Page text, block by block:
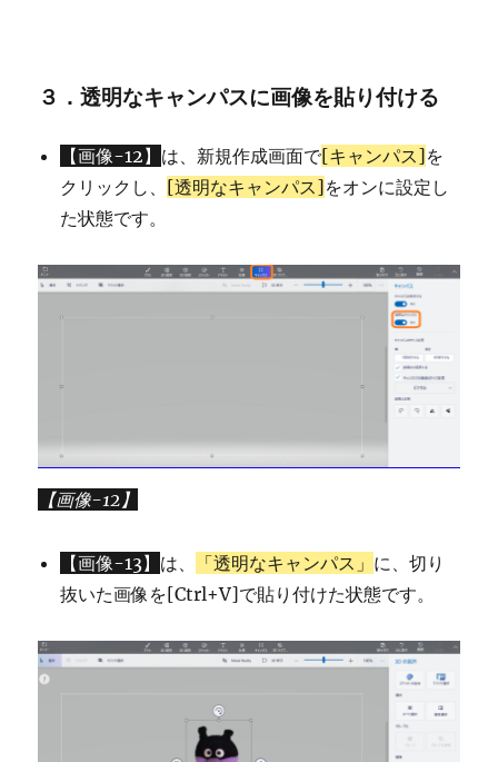
３．透明なキャンパスに画像を貼り付ける
【画像-12】 は、新規作成画面で[キャンパス]を
クリックし、 [透明なキャンパス]をオンに設定し
た状態です。
【画像-12】
【画像-13】 は、 「透明なキャンパス」 に、切り
抜いた画像を[Ctrl+V]で貼り付けた状態です。